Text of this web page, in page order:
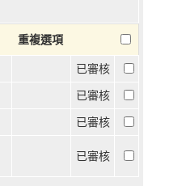
重複選項
已審核
已審核
已審核
已審核